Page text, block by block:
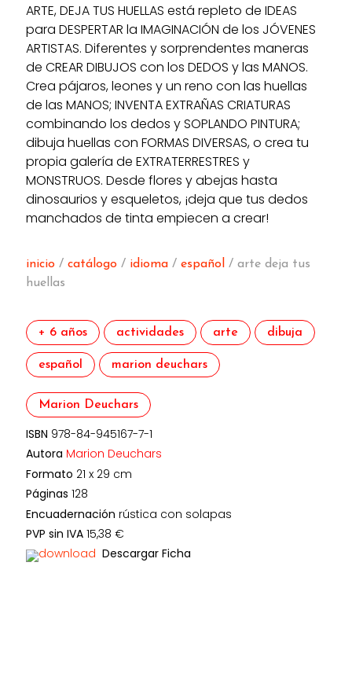
ARTE, DEJA TUS HUELLAS está repleto de IDEAS
para DESPERTAR la IMAGINACIÓN de los JÓVENES
ARTISTAS. Diferentes y sorprendentes maneras
de CREAR DIBUJOS con los DEDOS y las MANOS.
Crea pájaros, leones y un reno con las huellas
de las MANOS; INVENTA EXTRAÑAS CRIATURAS
combinando los dedos y SOPLANDO PINTURA;
dibuja huellas con FORMAS DIVERSAS, o crea tu
propia galería de EXTRATERRESTRES y
MONSTRUOS. Desde flores y abejas hasta
dinosaurios y esqueletos, ¡deja que tus dedos
manchados de tinta empiecen a crear!
inicio /catálogo / idioma /español / arte deja tus
huellas
+ 6 años actividades arte dibuja
español marion deuchars
Marion Deuchars
ISBN 978-84-945167-7-1
Autora Marion Deuchars
Formato 21 x 29 cm
Páginas 128
Encuadernación rústica con solapas
PVP sin IVA 15,38 €
Descargar Ficha